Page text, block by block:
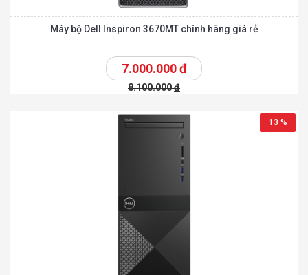
Máy bộ Dell Inspiron 3670MT chính hãng giá rẻ
7.000.000đ
8.100.000đ
13 %